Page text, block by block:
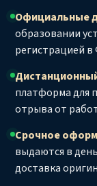
Официальные
образовании
регистрацией
платформа для
отрыва от
Срочное
выдаются в
доставка